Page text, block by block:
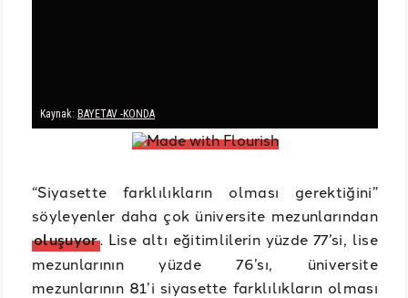
“Siyasette farklılıkların olması gerektiğini”
söyleyenler daha çok üniversite mezunlarından
oluşuyor. Lise altı eğitimlilerin yüzde 77’si, lise
mezunlarının yüzde 76’sı, üniversite
mezunlarının 81’i siyasette farklılıkların olması